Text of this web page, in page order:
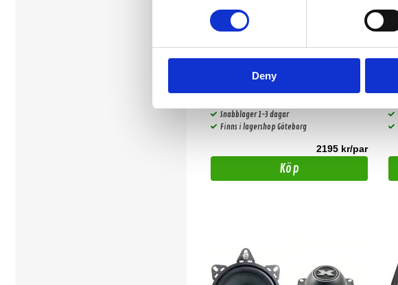
Deny
Hifonics ZSB4.2C
10 cm (4") 2-Vägs Komponent System för
Snabblager 1-3 dagar
Finns i lagershop Göteborg
2195 kr/par
Köp